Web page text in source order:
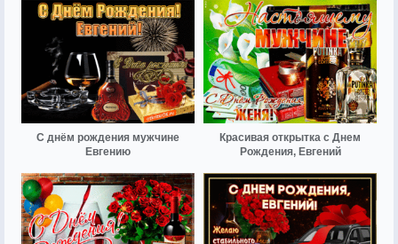
С днём рождения мужчине
Евгению
Красивая открытка с Днем
Рождения, Евгений